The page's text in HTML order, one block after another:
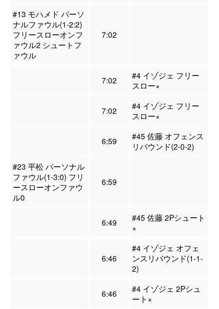
#13 モハメド パーソ
ナルファウル(1-2:2)
フリースローオンフ
ァウル2 シュートフ
ァウル
7:02
7:02
#4 イゾジェ フリー
スロー×
7:02
#4 イゾジェ フリー
スロー×
6:59
#45 佐藤 オフェンス
リバウンド(2-0-2)
#23 平松 パーソナル
ファウル(1-3:0) フリ
ースローオンファウ
ル0
6:59
6:49
#45 佐藤 2Pシュート
×
6:46
#4 イゾジェ オフェ
ンスリバウンド(1-1-
2)
6:46
#4 イゾジェ 2Pシュ
ート×